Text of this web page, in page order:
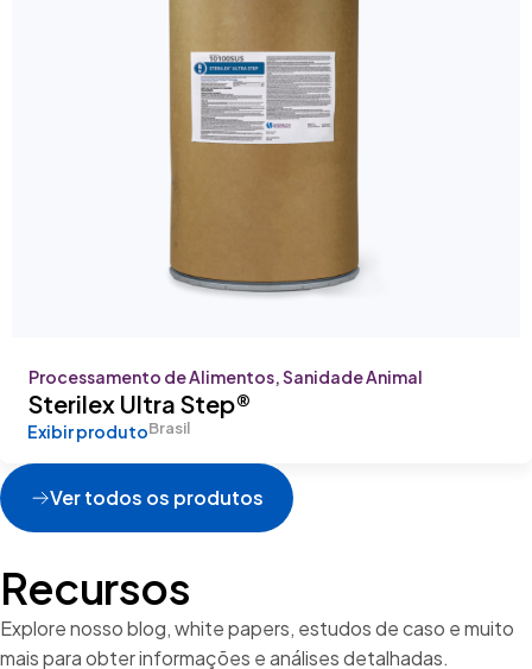
Processamento de Alimentos, Sanidade Animal
Sterilex Ultra Step®
Exibir produtoBrasil
Ver todos os produtos
Recursos
Explore nosso blog, white papers, estudos de caso e muito
mais para obter informações e análises detalhadas.